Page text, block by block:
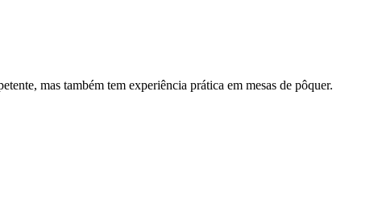
mas também tem experiência prática em mesas de pôquer.